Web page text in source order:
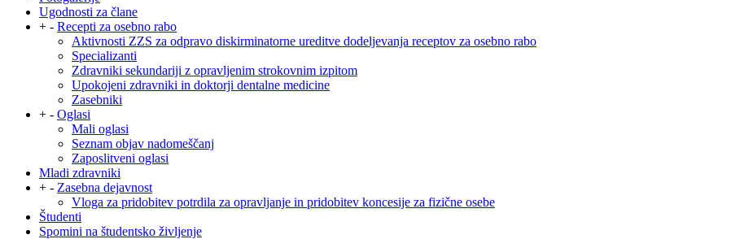
Ugodnosti za člane
+ - Recepti za osebno rabo
Aktivnosti ZZS za odpravo diskirminatorne ureditve dodeljevanja receptov za osebno rabo
Specializanti
Zdravniki sekundariji z opravljenim strokovnim izpitom
Upokojeni zdravniki in doktorji dentalne medicine
Zasebniki
+ - Oglasi
Mali oglasi
Seznam objav nadomeščanj
Zaposlitveni oglasi
Mladi zdravniki
+ - Zasebna dejavnost
Vloga za pridobitev potrdila za opravljanje in pridobitev koncesije za fizične osebe
Študenti
Spomini na študentsko življenje